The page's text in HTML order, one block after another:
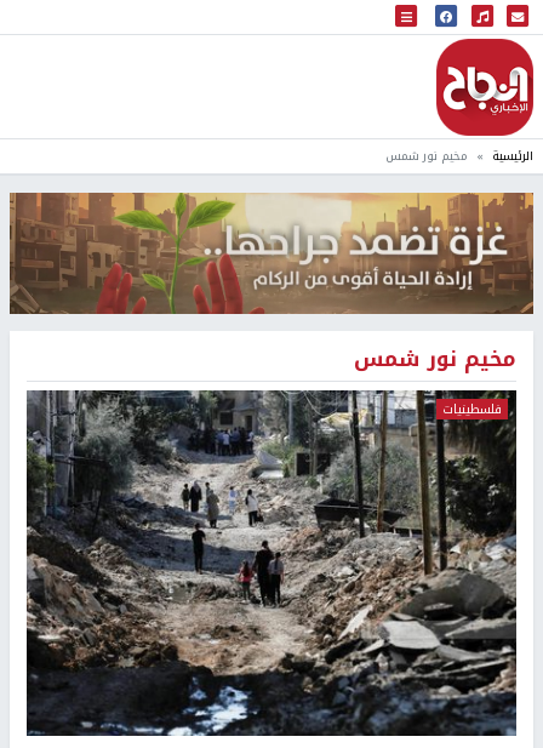
البث المباشر
إذاعة النجاح
الرئيسية مخيم نور شمس
مخيم نور شمس
فلسطينيات